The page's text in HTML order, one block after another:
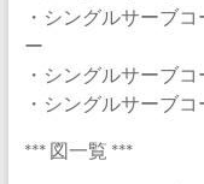
・シングルサーブ
ー
・シングルサーブ
・シングルサーブ
*** 図一覧 ***